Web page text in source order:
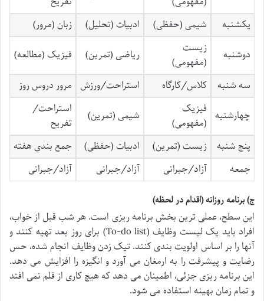
یکشنبه
شیمی (حفظی) ادبیات (تحلیل)
زبان (مرور)
دوشنبه
زیست
(مفهومی)
ریاضی (تمرین)
فیزیک (مطالعه)
سه شنبه
کلاس/کارگاه استراحت/ورزش مرور دروس روز
چهارشنبه فیزیک
(مفهومی)
شیمی (تمرین)
استراحت/
تفریح
پنج شنبه
زیست (تمرین) ادبیات (حفظی)
جمع بندی هفته
جمعه
آزاد/جبرانی آزاد/جبرانی آزاد/جبرانی
ج) برنامه روزانه (اقدام در لحظه)
این سطح، عملی ترین بخش برنامه ریزی است. هر شب قبل از خواب،
افراد باید یک لیست وظایف (To-do list) برای روز بعد تهیه کنند و
آنها را بر اساس اولویت بندی کنند. تیک زدن وظایف انجام شده، حس
رضایت و پیشرفت را به ارمغان می آورد و انگیزه را افزایش می دهد.
این برنامه ریزی جزئی، اطمینان می دهد که هیچ کاری از قلم نمی افتد
و تمام زمان بهینه استفاده می شود.